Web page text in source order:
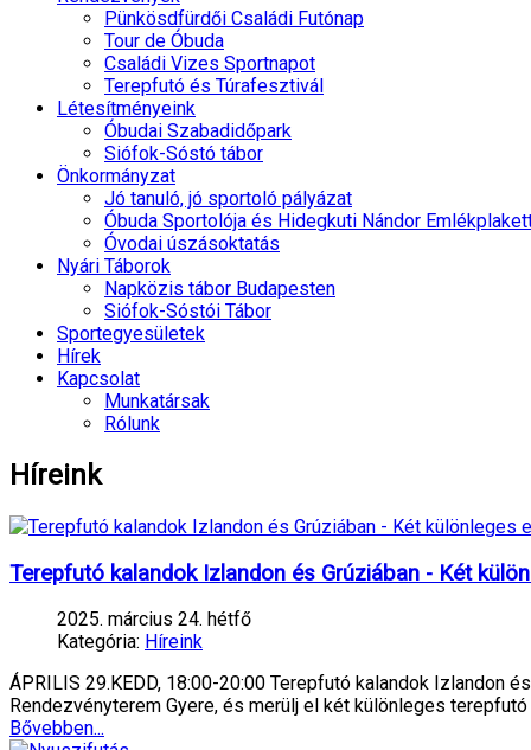
Pünkösdfürdői Családi Futónap
Tour de Óbuda
Családi Vizes Sportnapot
Terepfutó és Túrafesztivál
Létesítményeink
Óbudai Szabadidőpark
Siófok-Sóstó tábor
Önkormányzat
Jó tanuló, jó sportoló pályázat
Óbuda Sportolója és Hidegkuti Nándor
Óvodai úszásoktatás
Nyári Táborok
Napközis tábor Budapesten
Siófok-Sóstói Tábor
Sportegyesületek
Hírek
Kapcsolat
Munkatársak
Rólunk
Híreink
Terepfutó kalandok Izlandon és Grúziában - Két
2025. március 24. hétfő
Kategória: Híreink
ÁPRILIS 29.KEDD, 18:00-20:00 Terepfutó kalandok Izlandon
Rendezvényterem Gyere, és merülj el két különleges
Bővebben...